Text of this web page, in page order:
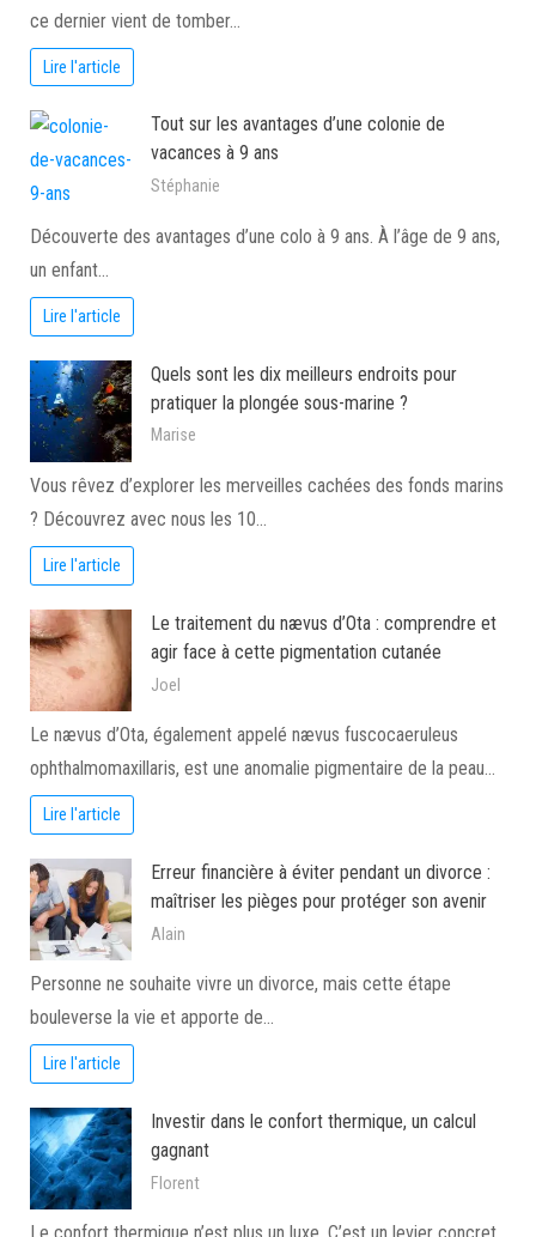
ce dernier vient de tomber…
Lire l'article
Tout sur les avantages d’une colonie de
vacances à 9 ans
Stéphanie
Découverte des avantages d’une colo à 9 ans. À l’âge de 9 ans,
un enfant…
Lire l'article
Quels sont les dix meilleurs endroits pour
pratiquer la plongée sous-marine ?
Marise
Vous rêvez d’explorer les merveilles cachées des fonds marins
? Découvrez avec nous les 10…
Lire l'article
Le traitement du nævus d’Ota : comprendre et
agir face à cette pigmentation cutanée
Joel
Le nævus d’Ota, également appelé nævus fuscocaeruleus
ophthalmomaxillaris, est une anomalie pigmentaire de la peau…
Lire l'article
Erreur financière à éviter pendant un divorce :
maîtriser les pièges pour protéger son avenir
Alain
Personne ne souhaite vivre un divorce, mais cette étape
bouleverse la vie et apporte de…
Lire l'article
Investir dans le confort thermique, un calcul
gagnant
Florent